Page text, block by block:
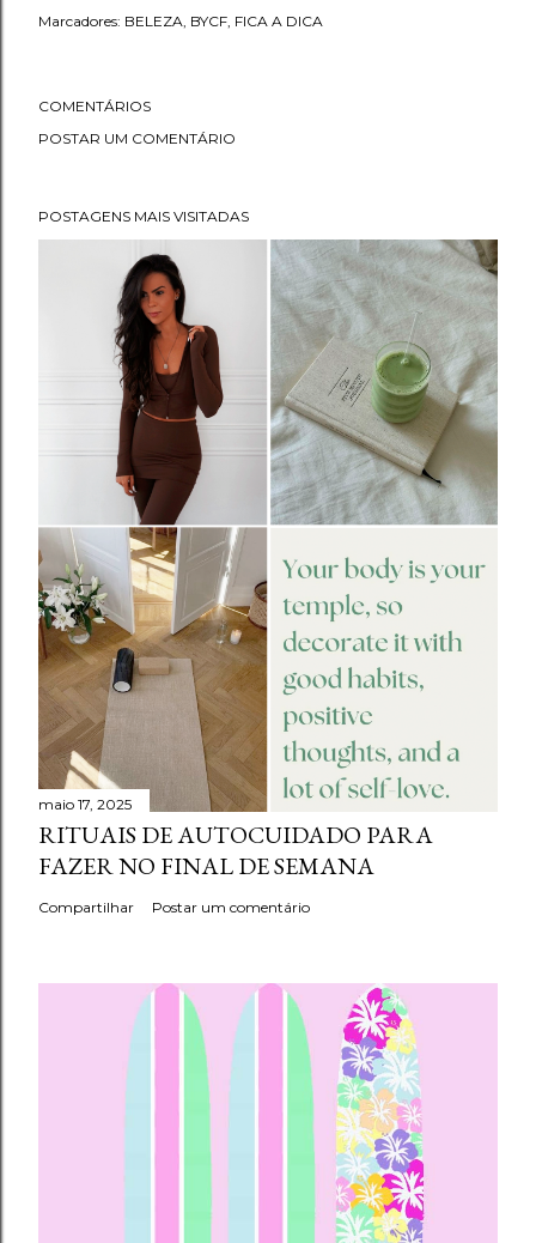
Marcadores: BELEZA BYCF FICA A DICA
COMENTÁRIOS
POSTAR UM COMENTÁRIO
POSTAGENS MAIS VISITADAS
maio 17, 2025
RITUAIS DE AUTOCUIDADO PARA
FAZER NO FINAL DE SEMANA
Compartilhar Postar um comentário